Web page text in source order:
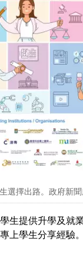
選擇出路。政府新聞
生提供升學及就
上學生分享經驗